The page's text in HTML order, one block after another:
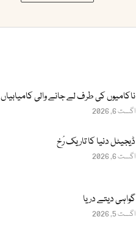
ناکامیوں کی طرف لے جانے والی کامیابیاں
اگست 6, 2026
ڈیجیٹل دنیا کا تاریک رُخ
اگست 6, 2026
گواہی دیتے دریا
اگست 5, 2026